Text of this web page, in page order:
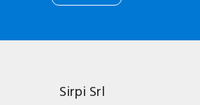
Sirpi Srl